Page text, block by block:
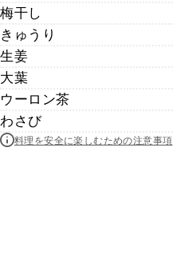
梅干し
きゅうり
生姜
大葉
ウーロン茶
わさび
料理を安全に楽しむための注意事項